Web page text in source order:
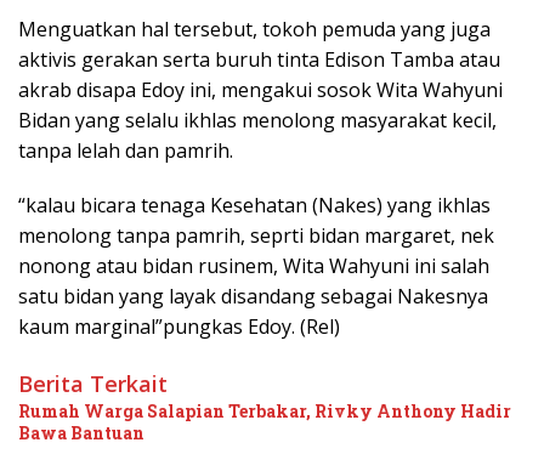
Menguatkan hal tersebut, tokoh pemuda yang juga
aktivis gerakan serta buruh tinta Edison Tamba atau
akrab disapa Edoy ini, mengakui sosok Wita Wahyuni
Bidan yang selalu ikhlas menolong masyarakat kecil,
tanpa lelah dan pamrih.
“kalau bicara tenaga Kesehatan (Nakes) yang ikhlas
menolong tanpa pamrih, seprti bidan margaret, nek
nonong atau bidan rusinem, Wita Wahyuni ini salah
satu bidan yang layak disandang sebagai Nakesnya
kaum marginal”pungkas Edoy. (Rel)
Berita Terkait
Rumah Warga Salapian Terbakar, Rivky Anthony Hadir
Bawa Bantuan